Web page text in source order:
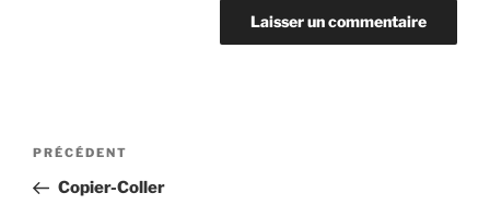
Navigation
l’article
Article
précédent
PRÉCÉDENT
Copier-Coller